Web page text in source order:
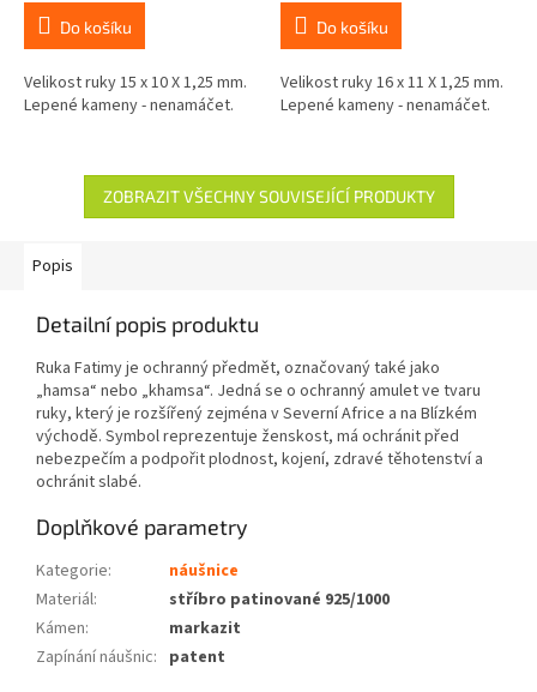
Do košíku
Velikost ruky 15 x 10 X 1,25 mm.
Lepené kameny - nenamáčet.
Do košíku
Velikost ruky 16 x 11 X 1,25 mm.
Lepené kameny - nenamáčet.
ZOBRAZIT VŠECHNY SOUVISEJÍCÍ PRODUKTY
Popis
Detailní popis produktu
Ruka Fatimy je ochranný předmět, označovaný také jako
„hamsa“ nebo „khamsa“. Jedná se o ochranný amulet ve tvaru
ruky, který je rozšířený zejména v Severní Africe a na Blízkém
východě. Symbol reprezentuje ženskost, má ochránit před
nebezpečím a podpořit plodnost, kojení, zdravé těhotenství a
ochránit slabé.
Doplňkové parametry
Kategorie:
náušnice
Materiál:
stříbro patinované 925/1000
Kámen:
markazit
Zapínání náušnic: patent